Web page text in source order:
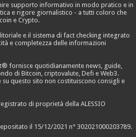
supporto informativo in modo pratico e in
e rigore giornalistico - a tutti coloro che
e Crypto.
e il sistema di fact checking integrato
e completezza delle informazioni
fornisce quotidianamente news, guide,
di Bitcoin, criptovalute, Defi e Web3.
questo sito non costituiscono consigli e
di proprietà della ALESSIO
il 15/12/2021 n° 302021000203789.